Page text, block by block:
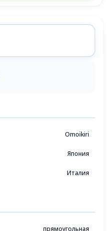
Omoikiri
Япония
Италия
прямоугольная